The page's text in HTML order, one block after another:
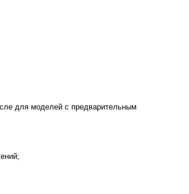
для моделей с предварительным